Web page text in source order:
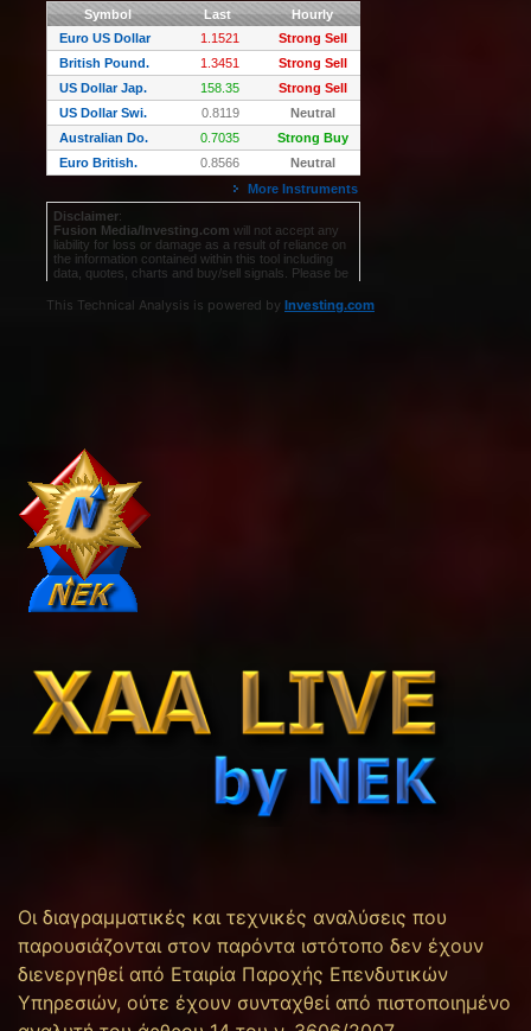
This Technical Analysis is powered by Investing.com
Οι διαγραμματικές και τεχνικές αναλύσεις που
παρουσιάζονται στον παρόντα ιστότοπο δεν έχουν
διενεργηθεί από Εταιρία Παροχής Επενδυτικών
Υπηρεσιών, ούτε έχουν συνταχθεί από πιστοποιημένο